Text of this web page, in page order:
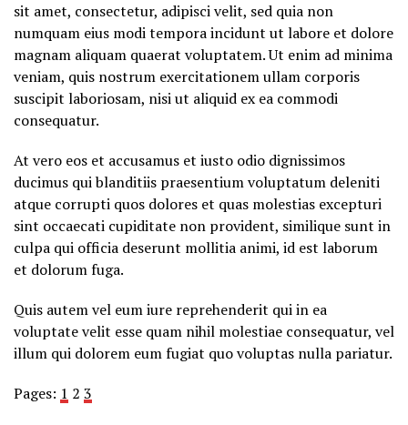
sit amet, consectetur, adipisci velit, sed quia non
numquam eius modi tempora incidunt ut labore et dolore
magnam aliquam quaerat voluptatem. Ut enim ad minima
veniam, quis nostrum exercitationem ullam corporis
suscipit laboriosam, nisi ut aliquid ex ea commodi
consequatur.
At vero eos et accusamus et iusto odio dignissimos
ducimus qui blanditiis praesentium voluptatum deleniti
atque corrupti quos dolores et quas molestias excepturi
sint occaecati cupiditate non provident, similique sunt in
culpa qui officia deserunt mollitia animi, id est laborum
et dolorum fuga.
Quis autem vel eum iure reprehenderit qui in ea
voluptate velit esse quam nihil molestiae consequatur, vel
illum qui dolorem eum fugiat quo voluptas nulla pariatur.
Pages: 1 2 3